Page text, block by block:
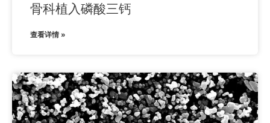
骨科植入磷酸三钙
查看详情 »